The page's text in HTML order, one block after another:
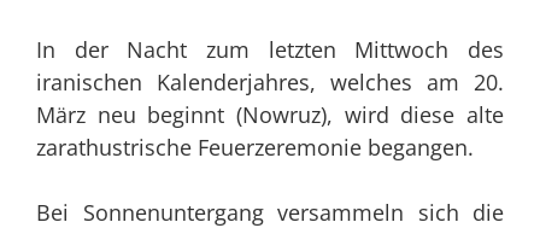
In der Nacht zum letzten Mittwoch des
iranischen Kalenderjahres, welches am 20.
März neu beginnt (Nowruz), wird diese alte
zarathustrische Feuerzeremonie begangen.
Bei Sonnenuntergang versammeln sich die